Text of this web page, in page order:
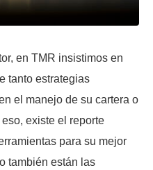
en TMR insistimos en
tanto estrategias
el manejo de su cartera o
existe el reporte
para su mejor
también están las